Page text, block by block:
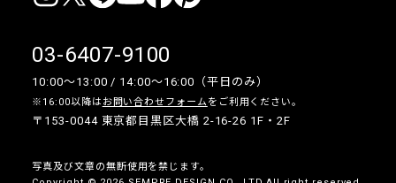
03-6407-9100
10:00〜13:00 / 14:00〜16:00（平日のみ）
※16:00以降は お問い合わせフォームをご利用ください。
〒153-0044 東京都目黒区大橋 2-16-26 1F・2F
写真及び文章の無断使用を禁じます。